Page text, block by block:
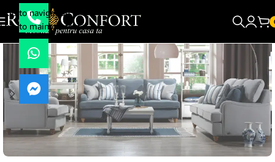
Skip to navigation
Skip to main content